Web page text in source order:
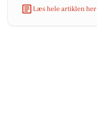
Læs hele artiklen her